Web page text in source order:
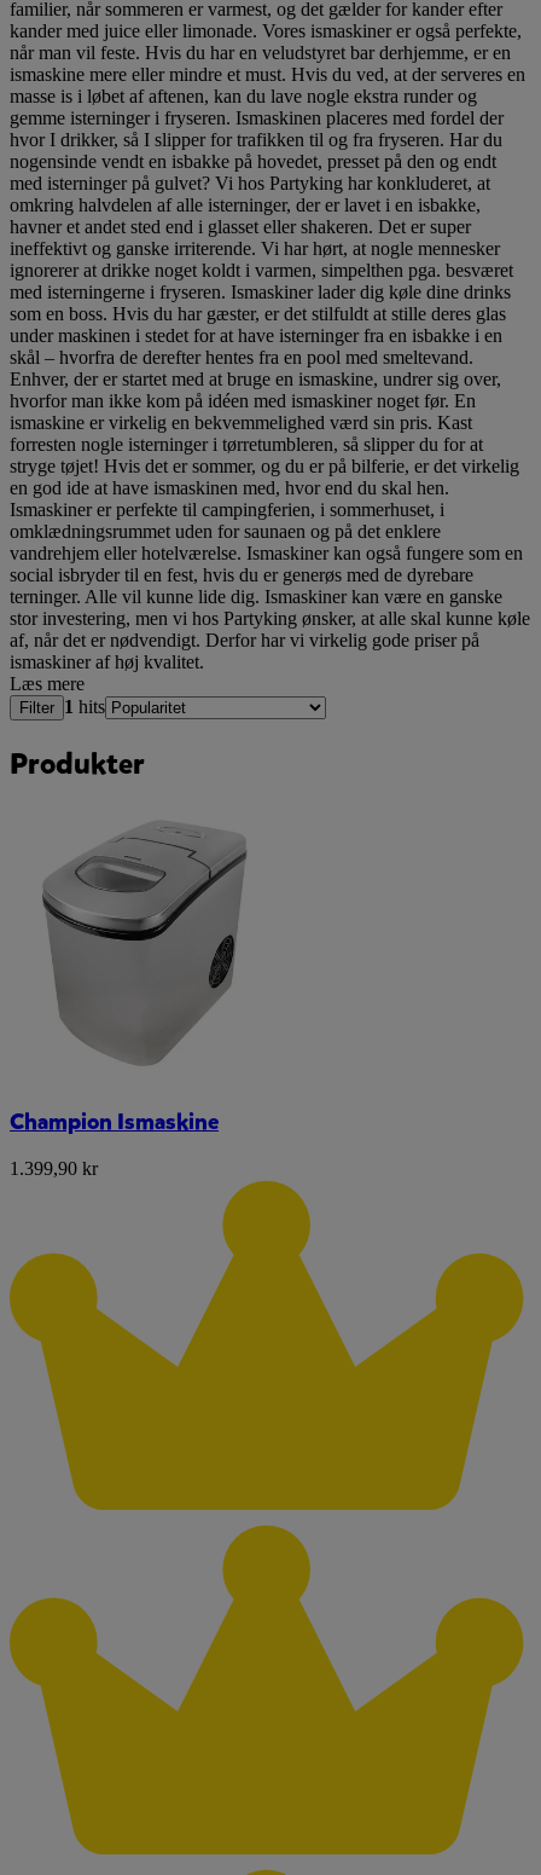
familier, når sommeren er varmest, og det gælder for kander efter
kander med juice eller limonade. Vores ismaskiner er også perfekte,
når man vil feste. Hvis du har en veludstyret bar derhjemme, er en
ismaskine mere eller mindre et must. Hvis du ved, at der serveres en
masse is i løbet af aftenen, kan du lave nogle ekstra runder og
gemme isterninger i fryseren. Ismaskinen placeres med fordel der
hvor I drikker, så I slipper for trafikken til og fra fryseren. Har du
nogensinde vendt en isbakke på hovedet, presset på den og endt
med isterninger på gulvet? Vi hos Partyking har konkluderet, at
omkring halvdelen af alle isterninger, der er lavet i en isbakke,
havner et andet sted end i glasset eller shakeren. Det er super
ineffektivt og ganske irriterende. Vi har hørt, at nogle mennesker
ignorerer at drikke noget koldt i varmen, simpelthen pga. besværet
med isterningerne i fryseren. Ismaskiner lader dig køle dine drinks
som en boss. Hvis du har gæster, er det stilfuldt at stille deres glas
under maskinen i stedet for at have isterninger fra en isbakke i en
skål – hvorfra de derefter hentes fra en pool med smeltevand.
Enhver, der er startet med at bruge en ismaskine, undrer sig over,
hvorfor man ikke kom på idéen med ismaskiner noget før. En
ismaskine er virkelig en bekvemmelighed værd sin pris. Kast
forresten nogle isterninger i tørretumbleren, så slipper du for at
stryge tøjet! Hvis det er sommer, og du er på bilferie, er det virkelig
en god ide at have ismaskinen med, hvor end du skal hen.
Ismaskiner er perfekte til campingferien, i sommerhuset, i
omklædningsrummet uden for saunaen og på det enklere
vandrehjem eller hotelværelse. Ismaskiner kan også fungere som en
social isbryder til en fest, hvis du er generøs med de dyrebare
terninger. Alle vil kunne lide dig. Ismaskiner kan være en ganske
stor investering, men vi hos Partyking ønsker, at alle skal kunne køle
af, når det er nødvendigt. Derfor har vi virkelig gode priser på
ismaskiner af høj kvalitet.
Læs mere
Filter 1 hits
Produkter
Champion Ismaskine
1.399,90 kr